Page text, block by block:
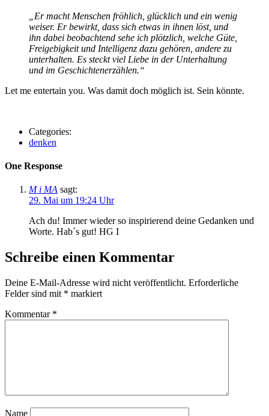
„Er macht Menschen fröhlich, glücklich und ein wenig
weiser. Er bewirkt, dass sich etwas in ihnen löst, und
ihn dabei beobachtend sehe ich plötzlich, welche Güte,
Freigebigkeit und Intelligenz dazu gehören, andere zu
unterhalten. Es steckt viel Liebe in der Unterhaltung
und im Geschichtenerzählen.“
Let me entertain you. Was damit doch möglich ist. Sein könnte.
Categories:
denken
One Response
M i MA sagt:
29. Mai um 19:24 Uhr
Ach du! Immer wieder so inspirierend deine Gedanken und
Worte. Hab´s gut! HG I
Schreibe einen Kommentar
Deine E-Mail-Adresse wird nicht veröffentlicht. Erforderliche
Felder sind mit * markiert
Kommentar *
Name